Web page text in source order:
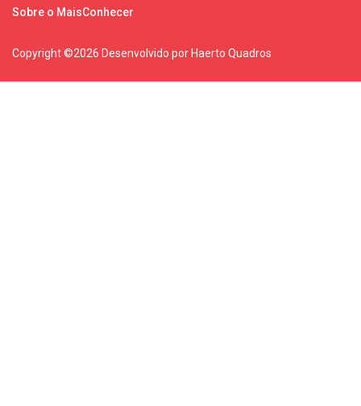
Sobre o MaisConhecer
Copyright ©2026 Desenvolvido por Haerto Quadros